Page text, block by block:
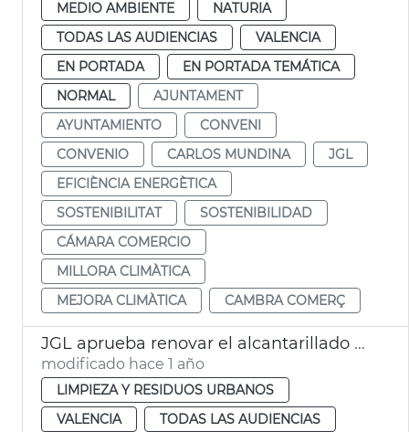
MEDIO AMBIENTE
NATURIA
TODAS LAS AUDIENCIAS
VALENCIA
EN PORTADA
EN PORTADA TEMÁTICA
NORMAL
AJUNTAMENT
AYUNTAMIENTO
CONVENI
CONVENIO
CARLOS MUNDINA
JGL
EFICIÈNCIA ENERGÈTICA
SOSTENIBILITAT
SOSTENIBILIDAD
CÁMARA COMERCIO
MILLORA CLIMÀTICA
MEJORA CLIMÀTICA
CAMBRA COMERÇ
JGL aprueba renovar el alcantarillado de La Torre
modificado hace 1 año
LIMPIEZA Y RESIDUOS URBANOS
VALENCIA
TODAS LAS AUDIENCIAS